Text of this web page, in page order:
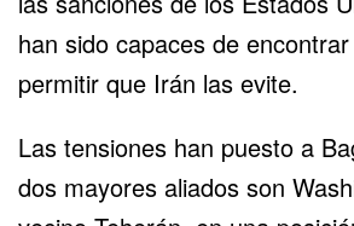
han sido capaces de
permitir que Irán las evite.
Las tensiones han puesto a
dos mayores aliados son